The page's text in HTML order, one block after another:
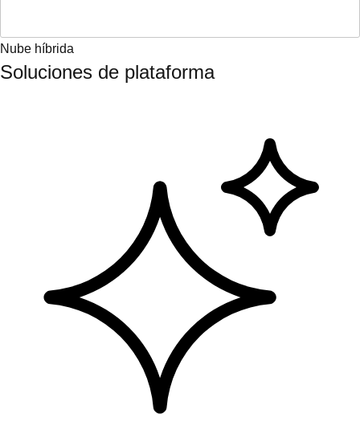
Nube híbrida
Soluciones de plataforma